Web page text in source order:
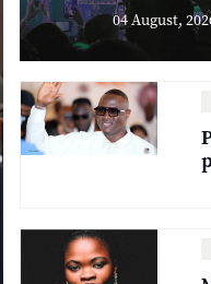
04 August,